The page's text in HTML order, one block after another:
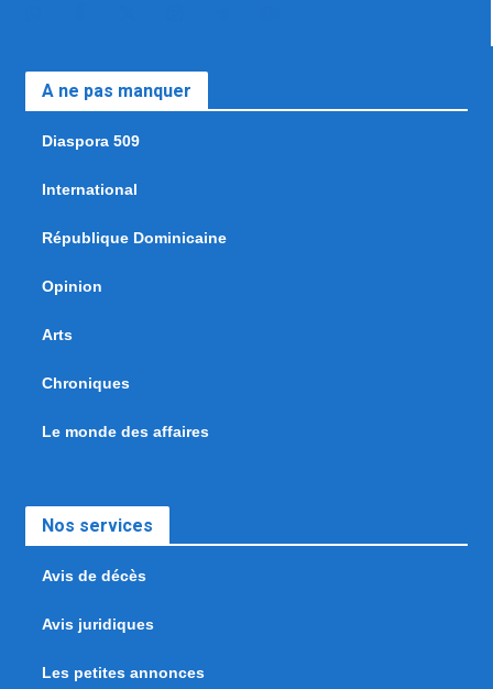
A ne pas manquer
Diaspora 509
International
République Dominicaine
Opinion
Arts
Chroniques
Le monde des affaires
Nos services
Avis de décès
Avis juridiques
Les petites annonces